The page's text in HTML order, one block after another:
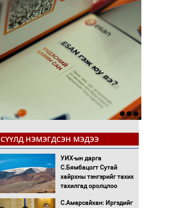
СҮҮЛД НЭМЭГДСЭН МЭДЭЭ
УИХ-ын дарга
С.Бямбацогт Сутай
хайрхны тэнгэрийг тахих
тахилгад оролцлоо
С.Амарсайхан: Иргэдийг